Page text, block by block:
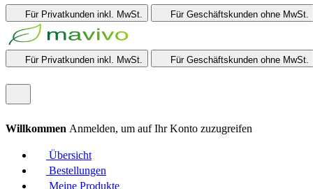
Für Privatkunden inkl. MwSt. Für Geschäftskunden ohne MwSt.
Für Privatkunden inkl. MwSt. Für Geschäftskunden ohne MwSt.
Willkommen Anmelden, um auf Ihr Konto zuzugreifen
Übersicht
Bestellungen
Meine Produkte